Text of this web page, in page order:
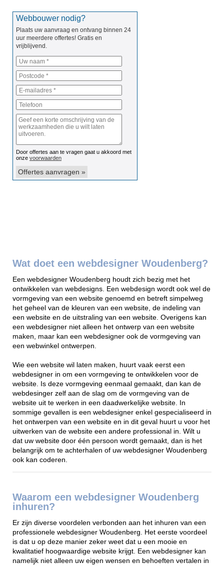
Wat doet een webdesigner Woudenberg?
Een webdesigner Woudenberg houdt zich bezig met het
ontwikkelen van webdesigns. Een webdesign wordt ook wel de
vormgeving van een website genoemd en betreft simpelweg
het geheel van de kleuren van een website, de indeling van
een website en de uitstraling van een website. Overigens kan
een webdesigner niet alleen het ontwerp van een website
maken, maar kan een webdesigner ook de vormgeving van
een webwinkel ontwerpen.
Wie een website wil laten maken, huurt vaak eerst een
webdesigner in om een vormgeving te ontwikkelen voor de
website. Is deze vormgeving eenmaal gemaakt, dan kan de
webdesinger zelf aan de slag om de vormgeving van de
website uit te werken in een daadwerkelijke website. In
sommige gevallen is een webdesigner enkel gespecialiseerd in
het ontwerpen van een website en in dit geval huurt u voor het
uitwerken van de website een andere professional in. Wilt u
dat uw website door één persoon wordt gemaakt, dan is het
belangrijk om te achterhalen of uw webdesigner Woudenberg
ook kan coderen.
Waarom een webdesigner Woudenberg
inhuren?
Er zijn diverse voordelen verbonden aan het inhuren van een
professionele webdesigner Woudenberg. Het eerste voordeel
is dat u op deze manier zeker weet dat u een mooie en
kwalitatief hoogwaardige website krijgt. Een webdesigner kan
namelijk niet alleen uw eigen wensen en behoeften vertalen in